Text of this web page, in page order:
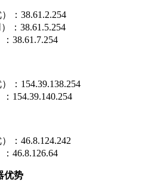
：38.61.2.254
：38.61.5.254
38.61.7.254
：154.39.138.254
154.39.140.254
：46.8.124.242
46.8.126.64
优势